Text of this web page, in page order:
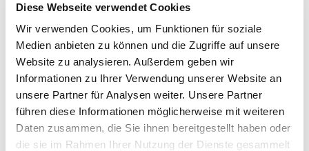
Diese Webseite verwendet Cookies
Wir verwenden Cookies, um Funktionen für soziale
Medien anbieten zu können und die Zugriffe auf unsere
Website zu analysieren. Außerdem geben wir
Informationen zu Ihrer Verwendung unserer Website an
unsere Partner für Analysen weiter. Unsere Partner
führen diese Informationen möglicherweise mit weiteren
Daten zusammen, die Sie ihnen bereitgestellt haben oder
die sie im Rahmen Ihrer Nutzung der Dienste gesammelt
Abfließen des Lotes über offene
Durchkontaktierungen
Kurzschlüsse auf der gegenüberliegenden Seite
Offene Lötstellen
Reduzierung der Entwärmungskapazität von
thermischen Anschlußflächen
Behinderung von Pastendruckprozessen durch
Lotanhäufungen auf der gegenüberliegenden